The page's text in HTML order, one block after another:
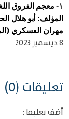
١-
معجم الفروق
المؤلف: أبو هلال
مهران العسكري
8 ديسمبر 2023
تعليقات (0)
أضف تعليقا :